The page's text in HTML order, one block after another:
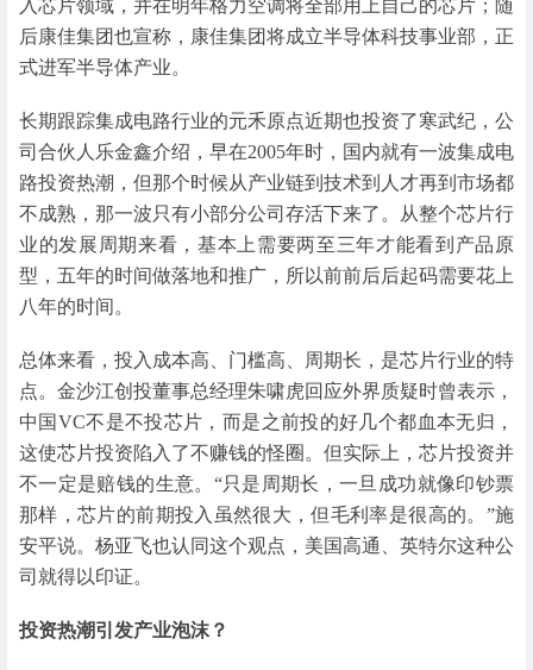
入芯片领域，并在明年格力空调将全部用上自己的芯片；随
后康佳集团也宣称，康佳集团将成立半导体科技事业部，正
式进军半导体产业。
长期跟踪集成电路行业的元禾原点近期也投资了寒武纪，公
司合伙人乐金鑫介绍，早在2005年时，国内就有一波集成电
路投资热潮，但那个时候从产业链到技术到人才再到市场都
不成熟，那一波只有小部分公司存活下来了。从整个芯片行
业的发展周期来看，基本上需要两至三年才能看到产品原
型，五年的时间做落地和推广，所以前前后后起码需要花上
八年的时间。
总体来看，投入成本高、门槛高、周期长，是芯片行业的特
点。金沙江创投董事总经理朱啸虎回应外界质疑时曾表示，
中国VC不是不投芯片，而是之前投的好几个都血本无归，
这使芯片投资陷入了不赚钱的怪圈。但实际上，芯片投资并
不一定是赔钱的生意。“只是周期长，一旦成功就像印钞票
那样，芯片的前期投入虽然很大，但毛利率是很高的。”施
安平说。杨亚飞也认同这个观点，美国高通、英特尔这种公
司就得以印证。
投资热潮引发产业泡沫？